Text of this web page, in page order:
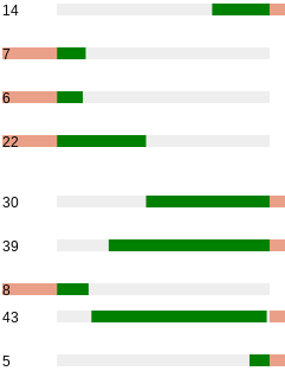
14
7
6
22
30
39
8
43
5